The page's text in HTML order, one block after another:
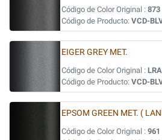
Código de Color Original : 873
Código de Producto: VCD-
EIGER GREY MET.
Código de Color Original : LRA
Código de Producto: VCD-
EPSOM GREEN MET. (
Código de Color Original : 961